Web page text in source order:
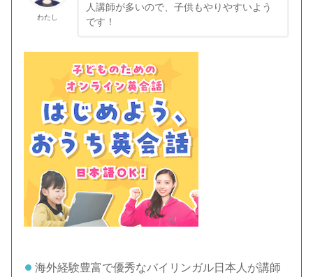
わたし
人講師が多いので、子供もやりやすいよう
です！
海外経験豊富で優秀なバイリンガル日本人が講師